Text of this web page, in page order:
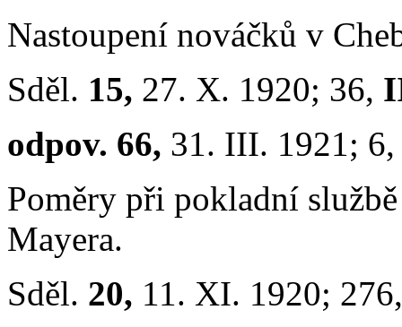
Nastoupení nováčků v
Sděl. 15, 27. X. 1920; 36,
odpov. 66, 31. III. 1921;
Poměry při pokladní
Mayera.
Sděl. 20, 11. XI. 1920;